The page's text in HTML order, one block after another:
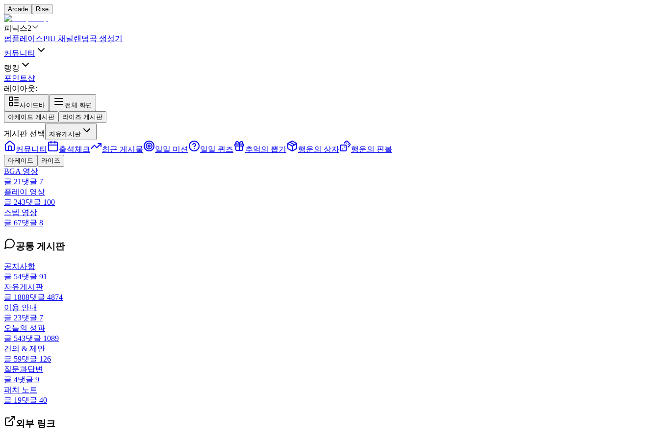
Arcade Rise
피닉스2
펌플레이스PIU 채널랜덤곡 생성기
커뮤니티
랭킹
포인트샵
레이아웃:
사이드바
전체 화면
아케이드 게시판
라이즈 게시판
게시판 선택 자유게시판
커뮤니티 출석체크 최근 게시물 일일 미션 일일 퀴즈 추억의 뽑기 행운의 상자 행운의 핀볼
아케이드 라이즈
BGA 영상
글 21 댓글 7
플레이 영상
글 243댓글 100
스텝 영상
글 67댓글 8
공통 게시판
공지사항
글 54댓글 91
자유게시판
글 1808댓글 4874
이용 안내
글 23댓글 7
오늘의 성과
글 543댓글 1089
건의 & 제안
글 59댓글 126
질문과답변
글 4댓글 9
패치 노트
글 19댓글 40
외부 링크